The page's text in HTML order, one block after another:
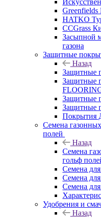
HATKO
CCGrass
Засыпной
газона
Защитные
Назад
Защитные
Защитные
Защитные
Защитные
Покрытия
Семена
полей
Назад
Семена
гольф
Семена
Семена
Семена
Удобрения и
Назад